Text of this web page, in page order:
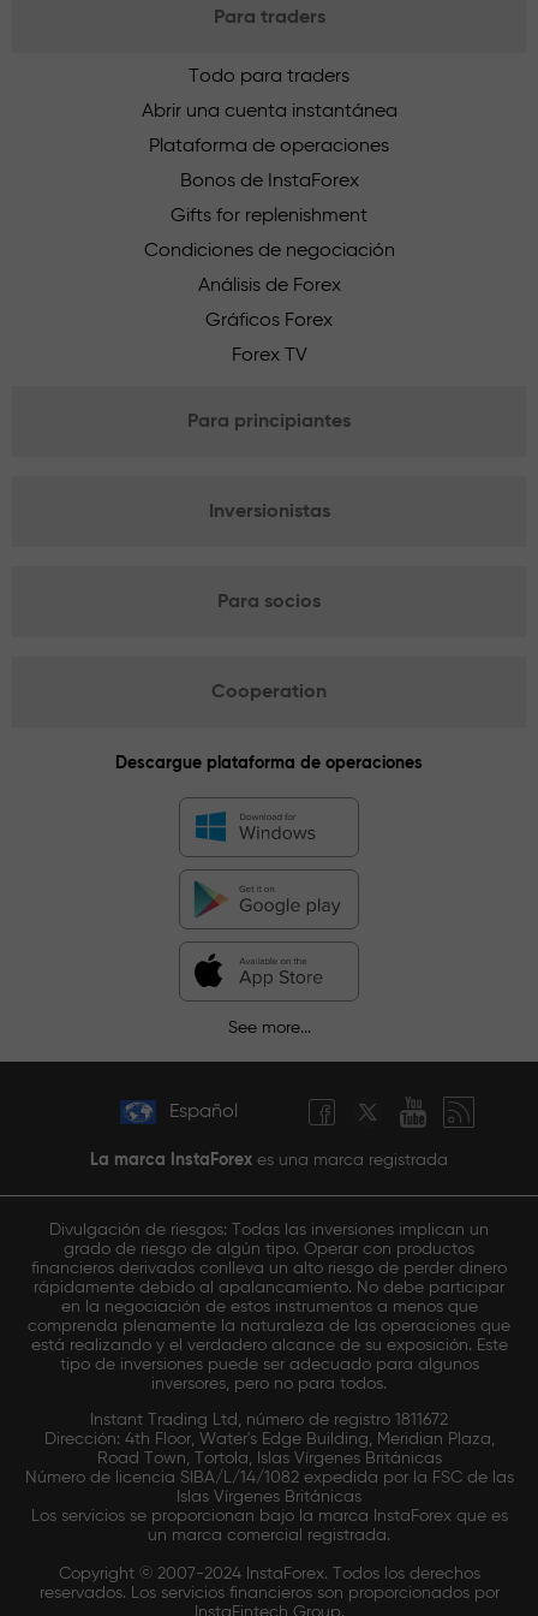
Para traders
Todo para traders
Abrir una cuenta instantánea
Plataforma de operaciones
Bonos de InstaForex
Gifts for replenishment
Condiciones de negociación
Análisis de Forex
Gráficos Forex
Forex TV
Para principiantes
Inversionistas
Para socios
Cooperation
Descargue plataforma de operaciones
See more...
Español
La marca InstaForex es una marca registrada
Divulgación de riesgos: Todas las inversiones implican un
grado de riesgo de algún tipo. Operar con productos
financieros derivados conlleva un alto riesgo de perder dinero
rápidamente debido al apalancamiento. No debe participar
en la negociación de estos instrumentos a menos que
comprenda plenamente la naturaleza de las operaciones que
está realizando y el verdadero alcance de su exposición. Este
tipo de inversiones puede ser adecuado para algunos
inversores, pero no para todos.
Instant Trading Ltd, número de registro 1811672
Dirección: 4th Floor, Water's Edge Building, Meridian Plaza,
Road Town, Tortola, Islas Vírgenes Británicas
Número de licencia SIBA/L/14/1082 expedida por la FSC de las
Islas Vírgenes Británicas
Los servicios se proporcionan bajo la marca InstaForex que es
un marca comercial registrada.
Copyright © 2007-2024 InstaForex. Todos los derechos
reservados. Los servicios financieros son proporcionados por
InstaFintech Group.